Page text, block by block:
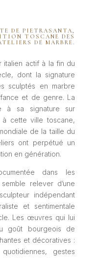
DE PIETRASANTA,
TOSCANE DES
DE MARBRE.
italien actif à la fin du
dont la signature
sculptés en marbre
et de genre. La
à sa signature sur
cette ville toscane,
de la taille du
ont perpétué un
en génération.
dans les
relever d’une
indépendant
et sentimentale
Les œuvres qui lui
goût bourgeois de
et décoratives :
gestes